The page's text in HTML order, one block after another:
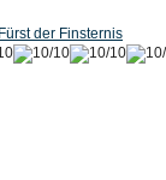
der Finsternis